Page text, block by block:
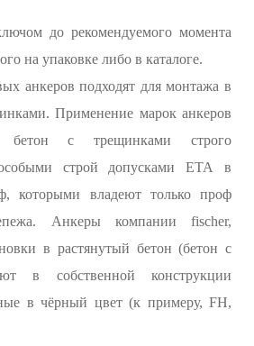
до рекомендуемого момента
на упаковке либо в каталоге.
анкеров подходят для монтажа в
Применение марок анкеров
с трещинками строго
особыми строй допусками ЕТА в
владеют только проф
Анкеры компании fischer,
в растянутый бетон (бетон с
в собственной конструкции
в чёрный цвет (к примеру, FH,